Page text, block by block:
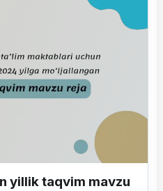
yillik taqvim mavzu